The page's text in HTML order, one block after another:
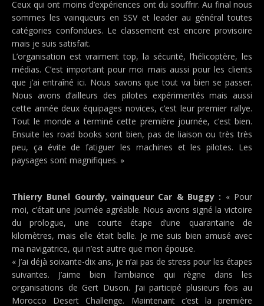
Ceux qui ont moins d’expériences ont du souffrir. Au final nous
sommes les vainqueurs en SSV et leader au général toutes
catégories confondues. Le classement est encore provisoire
mais je suis satisfait.
L’organisation est vraiment top, la sécurité, l’hélicoptère, les
médias. C’est important pour moi mais aussi pour les clients
que j’ai entraîné ici. Nous savons que tout va bien se passer.
Nous avons d’ailleurs des pilotes expérimentés mais aussi
cette année deux équipages novices, c’est leur premier rallye.
Tout le monde a terminé cette première journée, c’est bien.
Ensuite les road books sont bien, pas de liaison ou très très
peu, ça évite de fatiguer les machines et les pilotes. Les
paysages sont magnifiques. »
Thierry Bunel Gourdy, vainqueur Car & Buggy : « Pour
moi, c’était une journée agréable. Nous avons signé la victoire
du prologue, une courte étape d’une quarantaine de
kilomètres, mais elle était belle. Je me suis bien amusé avec
ma navigatrice, qui n’est autre que mon épouse.
« J’ai déjà soixante-dix ans, je n’ai pas de stress pour les étapes
suivantes. J’aime bien l’ambiance qui règne dans les
organisations de Gert Duson. J’ai participé plusieurs fois au
Morocco Desert Challenge. Maintenant c’est la première